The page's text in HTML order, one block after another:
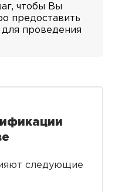
чтобы Вы
предоставить
проведения
следующие